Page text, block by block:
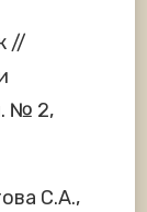
//
№ 2,
С.А.,